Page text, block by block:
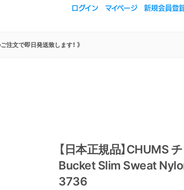
ログイン マイページ 新規会員登
注文で即日発送致します！ 》
【日本正規品】CHUMS
Bucket Slim Sweat
3736